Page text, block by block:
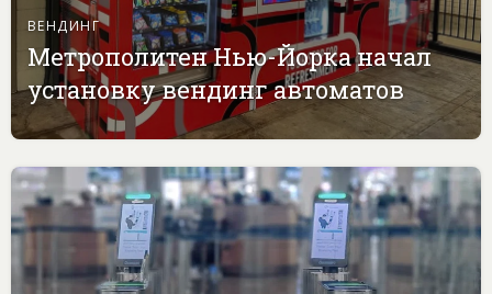
ВЕНДИНГ
Метрополитен Нью-Йорка начал
установку вендинг автоматов